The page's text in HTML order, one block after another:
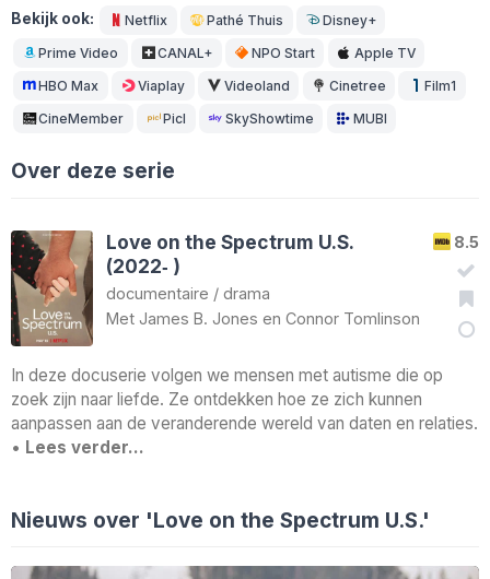
Bekijk ook: Netflix Pathé Thuis Disney+
Prime Video CANAL+ NPO Start Apple TV
HBO Max Viaplay Videoland Cinetree Film1
CineMember Picl SkyShowtime MUBI
Over deze serie
8.5
Love on the Spectrum U.S.
(2022‑ )
documentaire / drama
Met James B. Jones en Connor Tomlinson
In deze docuserie volgen we mensen met autisme die op
zoek zijn naar liefde. Ze ontdekken hoe ze zich kunnen
aanpassen aan de veranderende wereld van daten en relaties.
• Lees verder…
Nieuws over 'Love on the Spectrum U.S.'